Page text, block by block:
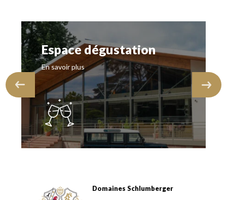
Espace dégustation
En savoir plus
Domaines Schlumberger Vignerons 100% récoltants
Domaines Schlumberger